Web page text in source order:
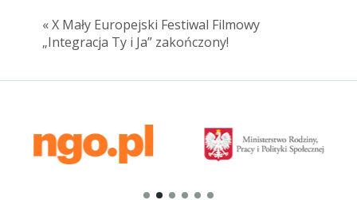
« X Mały Europejski Festiwal Filmowy
„Integracja Ty i Ja” zakończony!